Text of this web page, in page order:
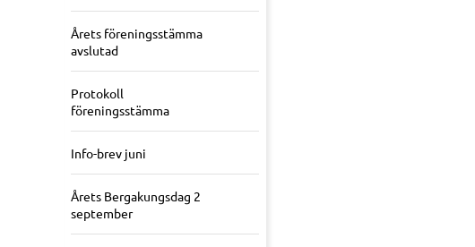
Årets föreningsstämma
avslutad
Protokoll
föreningsstämma
Info-brev juni
Årets Bergakungsdag 2
september